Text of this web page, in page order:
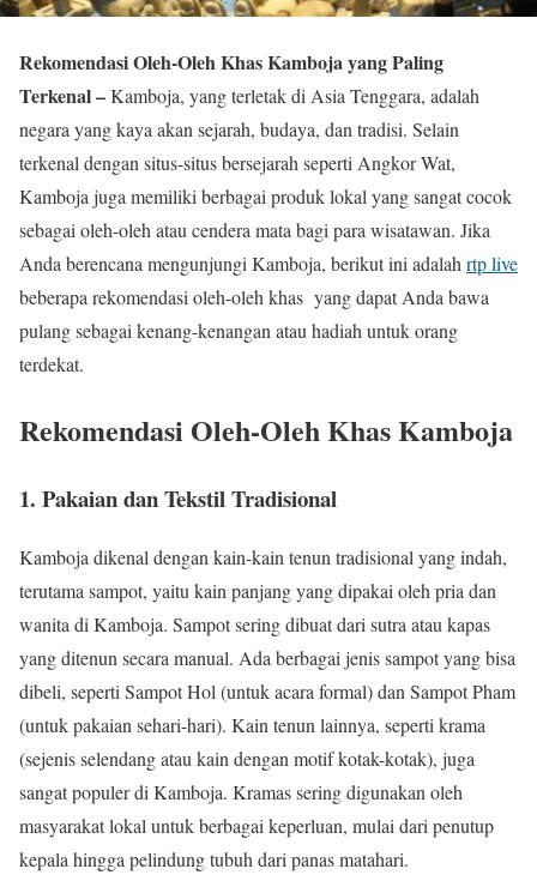
Rekomendasi Oleh-Oleh Khas Kamboja yang Paling
Terkenal –Kamboja, yang terletak di Asia Tenggara, adalah
negara yang kaya akan sejarah, budaya, dan tradisi. Selain
terkenal dengan situs-situs bersejarah seperti Angkor Wat,
Kamboja juga memiliki berbagai produk lokal yang sangat cocok
sebagai oleh-oleh atau cendera mata bagi para wisatawan. Jika
Anda berencana mengunjungi Kamboja, berikut ini adalah rtp live
beberapa rekomendasi oleh-oleh khas yang dapat Anda bawa
pulang sebagai kenang-kenangan atau hadiah untuk orang
terdekat.
Rekomendasi Oleh-Oleh Khas Kamboja
1. Pakaian dan Tekstil Tradisional
Kamboja dikenal dengan kain-kain tenun tradisional yang indah,
terutama sampot, yaitu kain panjang yang dipakai oleh pria dan
wanita di Kamboja. Sampot sering dibuat dari sutra atau kapas
yang ditenun secara manual. Ada berbagai jenis sampot yang bisa
dibeli, seperti Sampot Hol (untuk acara formal) dan Sampot Pham
(untuk pakaian sehari-hari). Kain tenun lainnya, seperti krama
(sejenis selendang atau kain dengan motif kotak-kotak), juga
sangat populer di Kamboja. Kramas sering digunakan oleh
masyarakat lokal untuk berbagai keperluan, mulai dari penutup
kepala hingga pelindung tubuh dari panas matahari.